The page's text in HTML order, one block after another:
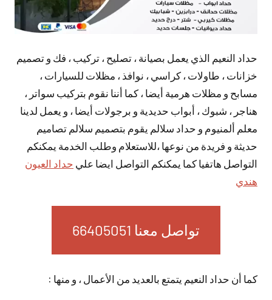
حداد النعيم الذي يعمل بصيانة ، تصليح ، تركيب ، فك و تصميم
خزانات ، طاولات ، كراسي ، نوافذ ، مظلات للسيارات ،
مسابح و مظلات هرمية أيضا ، كما أننا نقوم بتركيب سواتر ،
هناجر ، شبوك ، أبواب حديدية و برجولات أيضا ، و يعمل لدينا
معلم ألمنيوم و حداد سلالم يقوم بتصميم سلالم تصاميم
حديثة و فريدة من نوعها ،للاستعلام وطلب الخدمة يمكنكم
التواصل هاتفيا كما يمكنكم التواصل ايضا علي حداد العيون
هندي
تواصل معنا 66405051
كما أن حداد النعيم يتمتع بالعديد من الأعمال ، و منها :